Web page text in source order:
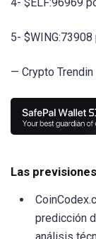
5- $WING:73908
— Crypto
Las
predicción